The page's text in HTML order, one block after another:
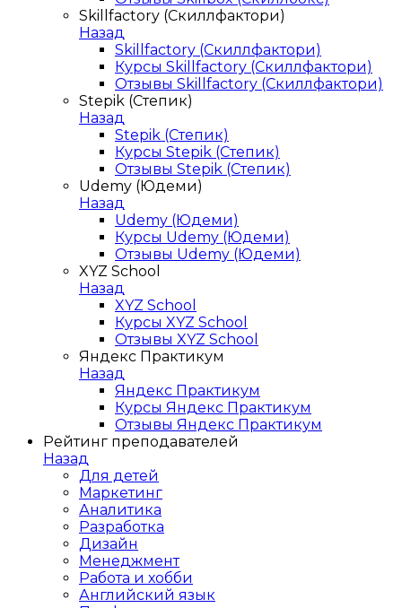
Skillfactory (Скиллфактори)
Назад
Skillfactory (Скиллфактори)
Курсы Skillfactory (Скиллфактори)
Отзывы Skillfactory (Скиллфактори)
Stepik (Степик)
Назад
Stepik (Степик)
Курсы Stepik (Степик)
Отзывы Stepik (Степик)
Udemy (Юдеми)
Назад
Udemy (Юдеми)
Курсы Udemy (Юдеми)
Отзывы Udemy (Юдеми)
XYZ School
Назад
XYZ School
Курсы XYZ School
Отзывы XYZ School
Яндекс Практикум
Назад
Яндекс Практикум
Курсы Яндекс Практикум
Отзывы Яндекс Практикум
Рейтинг преподавателей
Назад
Для детей
Маркетинг
Аналитика
Разработка
Дизайн
Менеджмент
Работа и хобби
Английский язык